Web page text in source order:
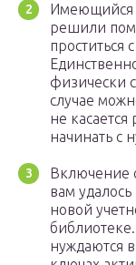
Имеющийся
решили
физически
случае
не
начинать с
Включение
вам
новой
нуждаются